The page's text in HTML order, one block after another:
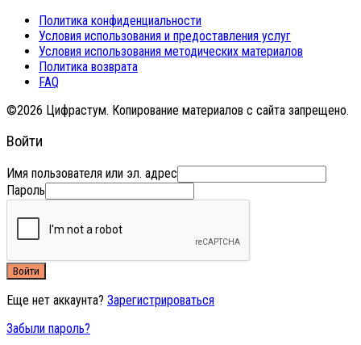
Политика конфиденциальности
Условия использования и предоставления услуг
Условия использования методических материалов
Политика возврата
FAQ
©2026 Цифрастум. Копирование материалов с сайта запрещено.
Войти
Имя пользователя или эл. адрес
Пароль
Войти
Еще нет аккаунта? Зарегистрироваться
Забыли пароль?